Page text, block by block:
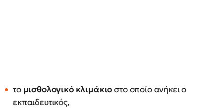
το μισθολογικό κλιμάκιοστο οποίο ανήκει ο
εκπαιδευτικός,